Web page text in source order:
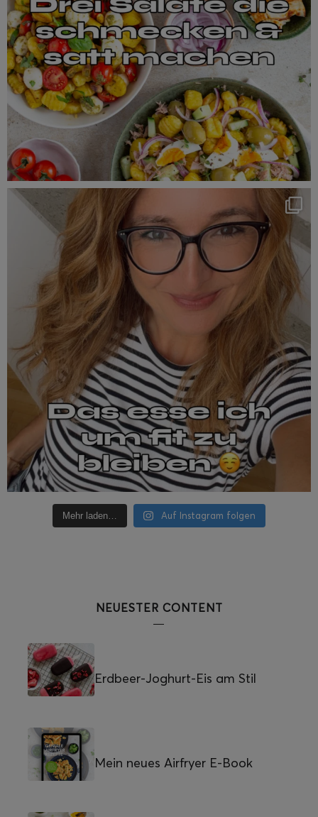
Mehr laden… Auf Instagram folgen
NEUESTER CONTENT
Erdbeer-Joghurt-Eis am Stil
Mein neues Airfryer E-Book